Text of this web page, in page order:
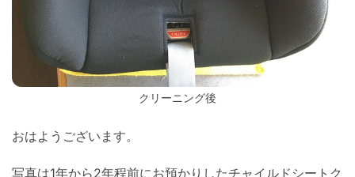
クリーニング後
おはようございます。
写真は1年から2年程前にお預かりしたチャイルドシートク